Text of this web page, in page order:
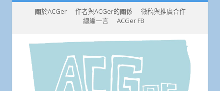
關於ACGer 作者與ACGer的關係
徵稿與推廣合作
總編一言
ACGer FB